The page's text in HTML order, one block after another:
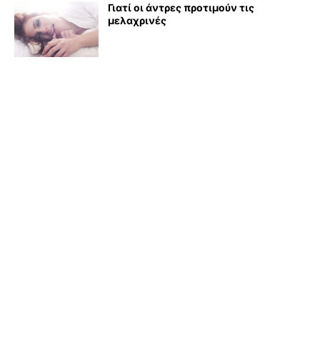
Γιατί οι άντρες προτιμούν τις
μελαχρινές